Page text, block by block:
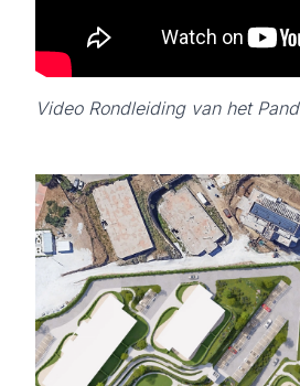
Video Rondleiding van het Pand